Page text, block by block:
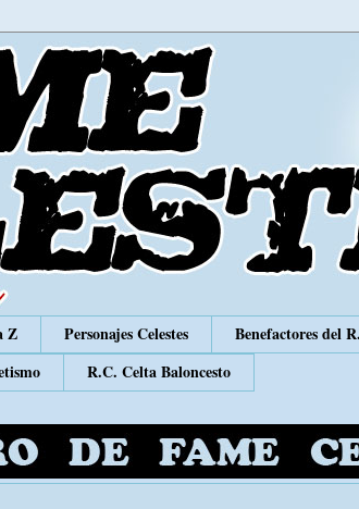
Z Personajes Celestes Benefactores del
R.C. Celta Baloncesto